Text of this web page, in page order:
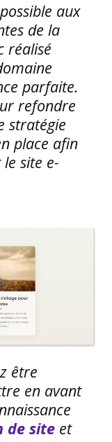
aux
de la
réalisé
parfaite.
refondre
stratégie
place afin
site e-
être
en avant
de site et